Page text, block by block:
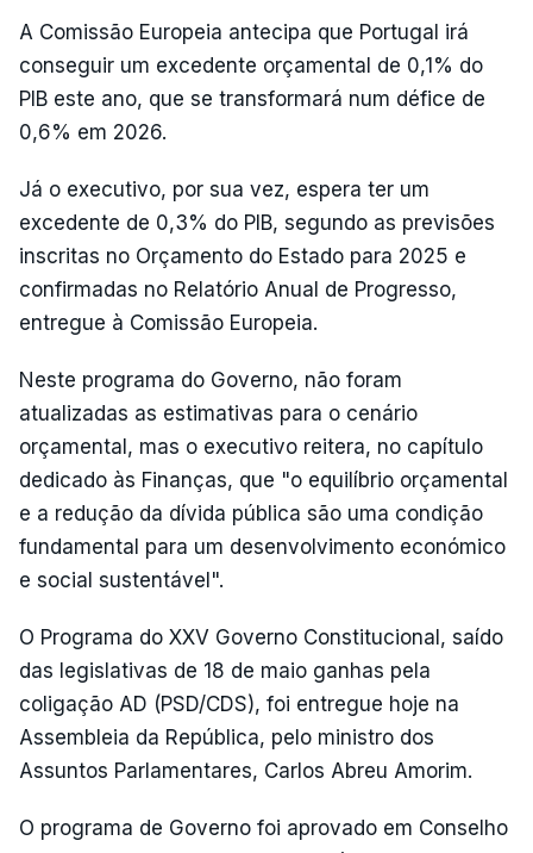
A Comissão Europeia antecipa que Portugal irá
conseguir um excedente orçamental de 0,1% do
PIB este ano, que se transformará num défice de
0,6% em 2026.
Já o executivo, por sua vez, espera ter um
excedente de 0,3% do PIB, segundo as previsões
inscritas no Orçamento do Estado para 2025 e
confirmadas no Relatório Anual de Progresso,
entregue à Comissão Europeia.
Neste programa do Governo, não foram
atualizadas as estimativas para o cenário
orçamental, mas o executivo reitera, no capítulo
dedicado às Finanças, que "o equilíbrio orçamental
e a redução da dívida pública são uma condição
fundamental para um desenvolvimento económico
e social sustentável".
O Programa do XXV Governo Constitucional, saído
das legislativas de 18 de maio ganhas pela
coligação AD (PSD/CDS), foi entregue hoje na
Assembleia da República, pelo ministro dos
Assuntos Parlamentares, Carlos Abreu Amorim.
O programa de Governo foi aprovado em Conselho